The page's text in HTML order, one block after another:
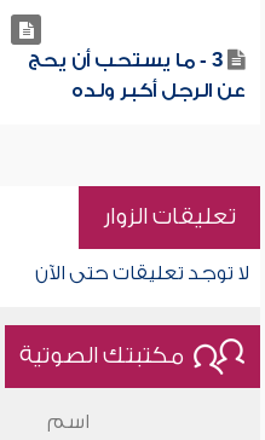
3 - ما يستحب أن يحج
عن الرجل أكبر ولده
تعليقات الزوار
لا توجد تعليقات حتى الآن
مكتبتك الصوتية
اسم